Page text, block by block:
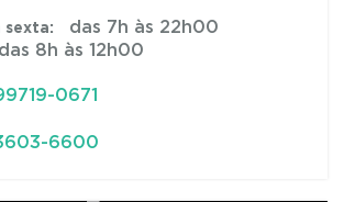
sexta: das 7h às 22h00
8h às 12h00
0671
6600